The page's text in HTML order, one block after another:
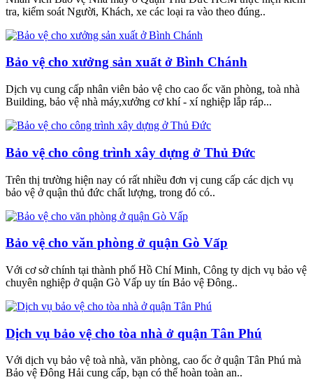
tra, kiểm soát Người, Khách, xe các loại ra vào theo đúng..
Bảo vệ cho xưởng sản xuất ở Bình Chánh
Dịch vụ cung cấp nhân viên bảo vệ cho cao ốc văn phòng, toà nhà
Building, bảo vệ nhà máy,xưởng cơ khí - xí nghiệp lắp ráp...
Bảo vệ cho công trình xây dựng ở Thủ Đức
Trên thị trường hiện nay có rất nhiều đơn vị cung cấp các dịch vụ
bảo vệ ở quận thủ đức chất lượng, trong đó có..
Bảo vệ cho văn phòng ở quận Gò Vấp
Với cơ sở chính tại thành phố Hồ Chí Minh, Công ty dịch vụ bảo vệ
chuyên nghiệp ở quận Gò Vấp uy tín Bảo vệ Đông..
Dịch vụ bảo vệ cho tòa nhà ở quận Tân Phú
Với dịch vụ bảo vệ toà nhà, văn phòng, cao ốc ở quận Tân Phú mà
Bảo vệ Đông Hải cung cấp, bạn có thể hoàn toàn an..